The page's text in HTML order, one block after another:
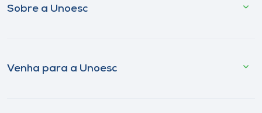
Sobre a Unoesc
Venha para a Unoesc